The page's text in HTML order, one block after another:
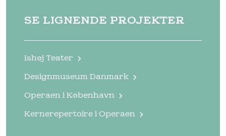
SE LIGNENDE PROJEKTER
Ishøj Teater
Designmuseum Danmark
Operaen i København
Kernerepertoire i Operaen